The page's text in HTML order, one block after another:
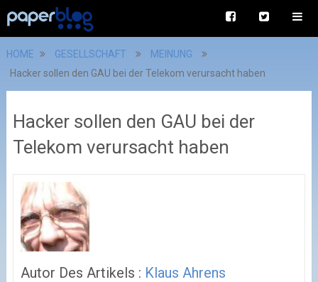
HOME GESELLSCHAFT
MEINUNG
Hacker sollen den GAU bei der Telekom verursacht haben
Hacker sollen den GAU bei der
Telekom verursacht haben
Autor Des Artikels : Klaus Ahrens